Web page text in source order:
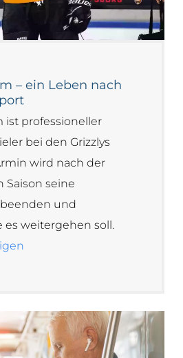
– ein Leben nach
ist professioneller
bei den Grizzlys
wird nach der
seine
und
es weitergehen soll.